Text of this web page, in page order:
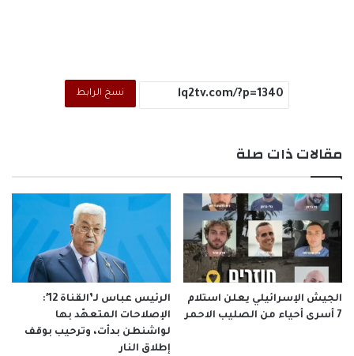
نسخ الرابط
مقالات ذات صلة
الجيش الإسرائيلي يعلن استلام
7 أسرى أحياء من الصليب الاحمر
الرئيس عباس لـ’القناة 12′:
الإصلاحات المتعهّد بها
لواشنطن بدأت، وترحيب بوقف
إطلاق النار